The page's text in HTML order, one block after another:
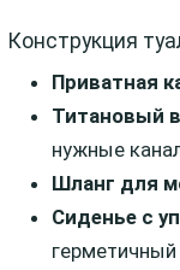
Конструкция
Приватная
Титановый
нужные
Шланг для
Сиденье с
герметичный